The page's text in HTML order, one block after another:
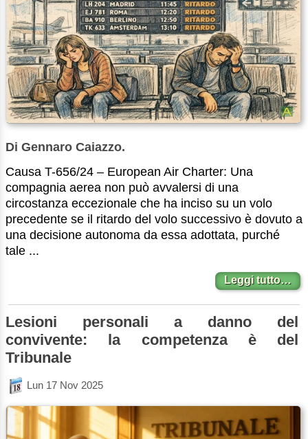
Di Gennaro Caiazzo.
Causa T-656/24 – European Air Charter: Una
compagnia aerea non può avvalersi di una
circostanza eccezionale che ha inciso su un volo
precedente se il ritardo del volo successivo è dovuto a
una decisione autonoma da essa adottata, purché
tale ...
Leggi tutto…
Lesioni personali a danno del
convivente: la competenza è del
Tribunale
Lun 17 Nov 2025